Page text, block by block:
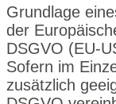
Grundlage
der
DSGVO
Sofern im
zusätzlich